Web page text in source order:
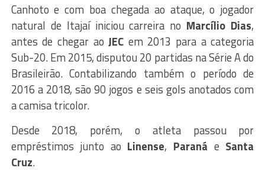
Canhoto e com boa chegada ao ataque, o jogador
natural de Itajaí iniciou carreira no Marcílio Dias,
antes de chegar aoJEC em 2013 para a categoria
Sub-20. Em 2015, disputou 20 partidas na Série A do
Brasileirão. Contabilizando também o período de
2016 a 2018, são 90 jogos e seis gols anotados com
a camisa tricolor.
Desde 2018, porém, o atleta passou por
empréstimos junto ao Linense, Paraná e Santa
Cruz.